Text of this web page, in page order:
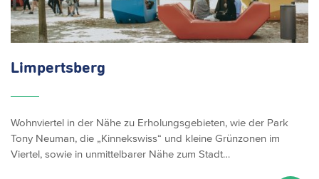
Limpertsberg
Wohnviertel in der Nähe zu Erholungsgebieten, wie der Park
Tony Neuman, die „Kinnekswiss“ und kleine Grünzonen im
Viertel, sowie in unmittelbarer Nähe zum Stadt…